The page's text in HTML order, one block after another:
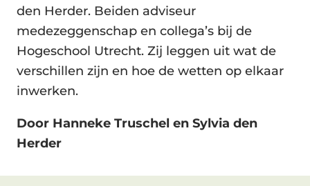
den Herder. Beiden adviseur
medezeggenschap en collega’s bij de
Hogeschool Utrecht. Zij leggen uit wat de
verschillen zijn en hoe de wetten op elkaar
inwerken.
Door Hanneke Truschel en Sylvia den
Herder